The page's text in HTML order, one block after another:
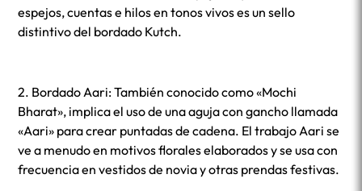
espejos, cuentas e hilos en tonos vivos es un sello
distintivo del bordado Kutch.
2. Bordado Aari: También conocido como «Mochi
Bharat», implica el uso de una aguja con gancho llamada
«Aari» para crear puntadas de cadena. El trabajo Aari se
ve a menudo en motivos florales elaborados y se usa con
frecuencia en vestidos de novia y otras prendas festivas.